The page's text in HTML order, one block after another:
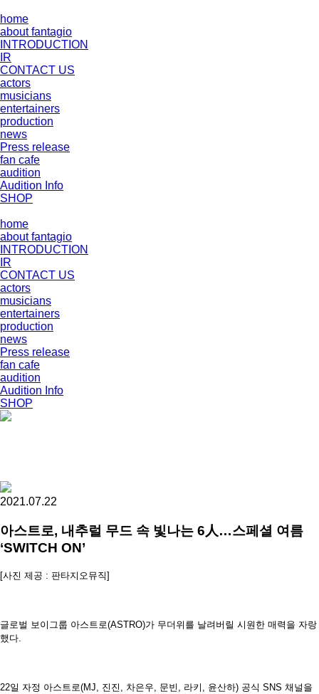
home
about fantagio
INTRODUCTION
IR
CONTACT US
actors
musicians
entertainers
production
news
Press release
fan cafe
audition
Audition Info
SHOP
home
about fantagio
INTRODUCTION
IR
CONTACT US
actors
musicians
entertainers
production
news
Press release
fan cafe
audition
Audition Info
SHOP
2021.07.22
아스트로, 내추럴 무드 속 빛나는 6人…스페셜 여름
‘SWITCH ON’
[사진 제공 : 판타지오뮤직]
글로벌 보이그룹 아스트로(ASTRO)가 무더위를 날려버릴 시원한 매력을 자랑
했다.
22일 자정 아스트로(MJ, 진진, 차은우, 문빈, 라키, 윤산하) 공식 SNS 채널을